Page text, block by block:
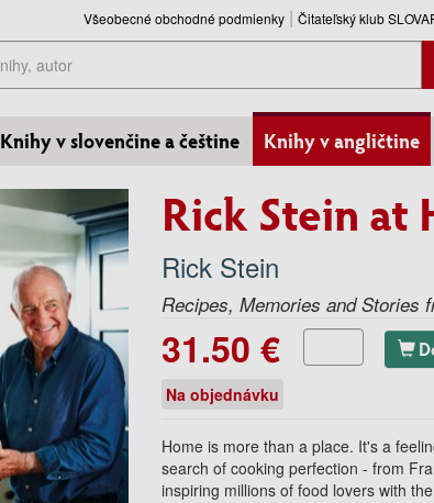
Všeobecné obchodné podmienky Čitateľský klub
Knihy v slovenčine a češtine Knihy v angličtine
Rick Stein at
Rick Stein
Recipes, Memories and Stories
31.50 €
Na objednávku
Home is more than a place. It's a
search of cooking perfection - from
inspiring millions of food lovers with